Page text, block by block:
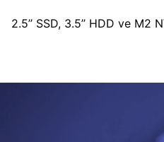
2.5’’ SSD, 3.5’’ HDD ve M2